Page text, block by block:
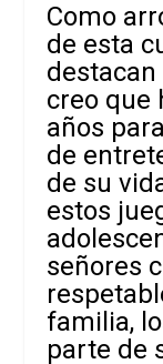
Como
de esta
creo que
años
de
de su
estos
señores
familia,
parte de